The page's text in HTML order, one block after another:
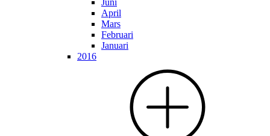
Juni
April
Mars
Februari
Januari
2016